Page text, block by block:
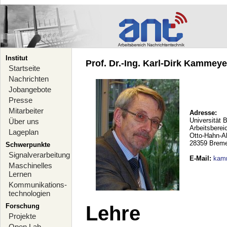
Institut
Startseite
Nachrichten
Jobangebote
Presse
Mitarbeiter
Über uns
Lageplan
Schwerpunkte
Signalverarbeitung
Maschinelles
Lernen
Kommunikations-
technologien
Forschung
Projekte
Prof. Dr.-Ing. Karl-Dirk
Adresse:
Universität
Otto-Hahn-
28359
E-Mail :
Lehre